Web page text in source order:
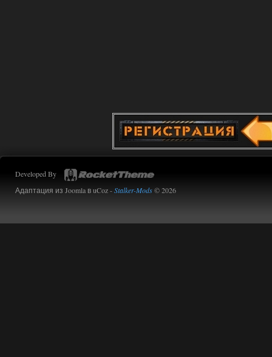
Developed By
Адаптация из Joomla в uCoz -Stalker-Mods© 2026